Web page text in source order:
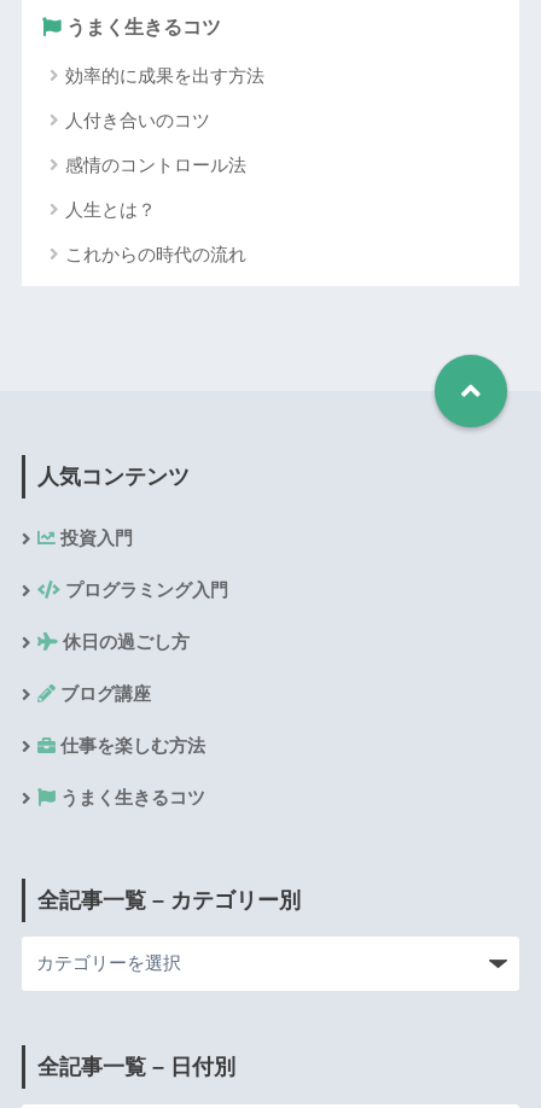
うまく生きるコツ
効率的に成果を出す方法
人付き合いのコツ
感情のコントロール法
人生とは？
これからの時代の流れ
人気コンテンツ
投資入門
プログラミング入門
休日の過ごし方
ブログ講座
仕事を楽しむ方法
うまく生きるコツ
全記事一覧 – カテゴリー別
全記事一覧 – 日付別